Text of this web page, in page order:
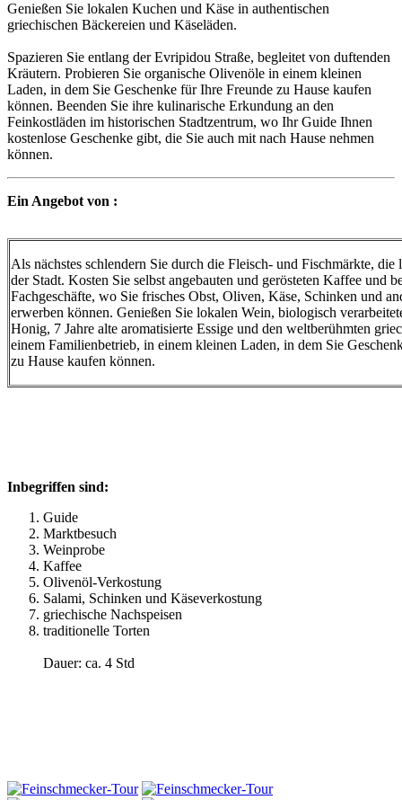
Genießen Sie lokalen Kuchen und Käse in authentischen
griechischen Bäckereien und Käseläden.
Spazieren Sie entlang der Evripidou Straße, begleitet von duftenden
Kräutern. Probieren Sie organische Olivenöle in einem kleinen
Laden, in dem Sie Geschenke für Ihre Freunde zu Hause kaufen
können. Beenden Sie ihre kulinarische Erkundung an den
Feinkostläden im historischen Stadtzentrum, wo Ihr Guide Ihnen
kostenlose Geschenke gibt, die Sie auch mit nach Hause nehmen
können.
Ein Angebot von :
Als nächstes schlendern Sie durch die Fleisch- und Fischmärkte, die
der Stadt. Kosten Sie selbst angebauten und gerösteten Kaffee und
Fachgeschäfte, wo Sie frisches Obst, Oliven, Käse, Schinken und
erwerben können. Genießen Sie lokalen Wein, biologisch
Honig, 7 Jahre alte aromatisierte Essige und den weltberühmten
einem Familienbetrieb, in einem kleinen Laden, in dem Sie
zu Hause kaufen können.
Inbegriffen sind:
Guide
Marktbesuch
Weinprobe
Kaffee
Olivenöl-Verkostung
Salami, Schinken und Käseverkostung
griechische Nachspeisen
traditionelle Torten
Dauer: ca. 4 Std